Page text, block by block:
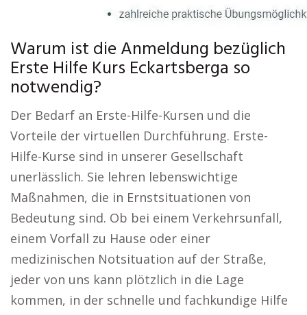
Warum ist die Anmeldung bezüglich
Erste Hilfe Kurs Eckartsberga so
notwendig?
Der Bedarf an Erste-Hilfe-Kursen und die
Vorteile der virtuellen Durchführung. Erste-
Hilfe-Kurse sind in unserer Gesellschaft
unerlässlich. Sie lehren lebenswichtige
Maßnahmen, die in Ernstsituationen von
Bedeutung sind. Ob bei einem Verkehrsunfall,
einem Vorfall zu Hause oder einer
medizinischen Notsituation auf der Straße,
jeder von uns kann plötzlich in die Lage
kommen, in der schnelle und fachkundige Hilfe